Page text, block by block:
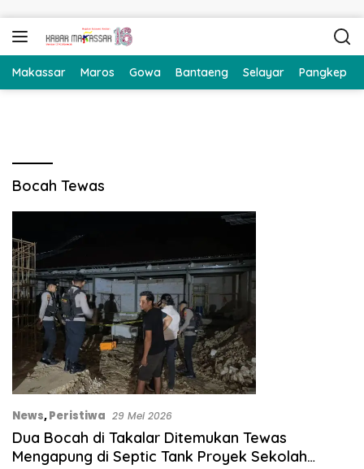
Makassar Maros Gowa Bantaeng Selayar Pangkep
Bocah Tewas
News,Peristiwa 29 Mei 2026
Dua Bocah di Takalar Ditemukan Tewas
Mengapung di Septic Tank Proyek Sekolah